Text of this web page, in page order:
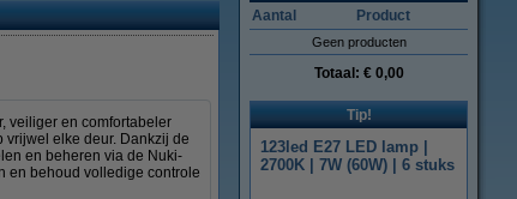
veiliger en comfortabeler
vrijwel elke deur. Dankzij de
en beheren via de Nuki-
en behoud volledige controle
Aantal Product
Geen producten
Totaal: € 0,00
Tip!
123led E27 LED lamp |
2700K | 7W (60W) | 6 stuks